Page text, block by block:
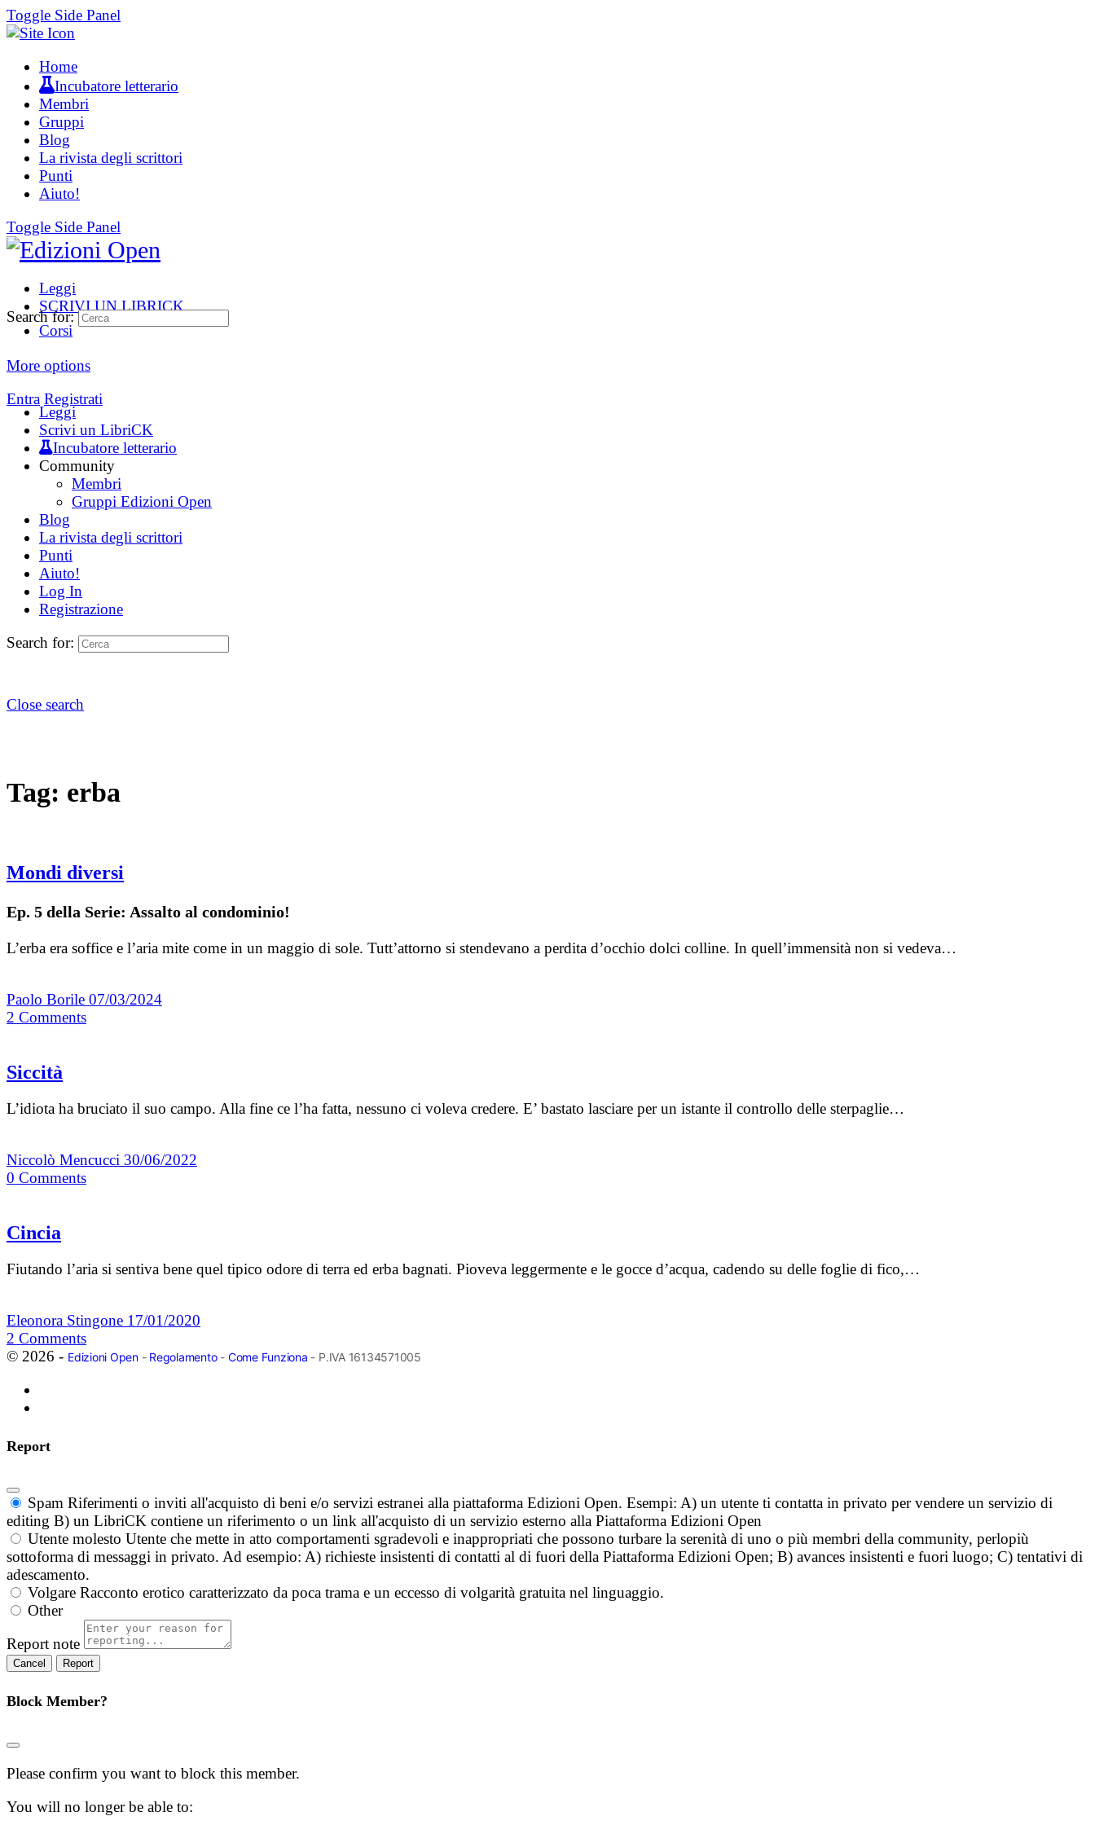
Toggle Side Panel
Home
Incubatore letterario
Membri
Gruppi
Blog
La rivista degli scrittori
Punti
Aiuto!
Toggle Side Panel
Leggi
SCRIVI UN LIBRICK
Corsi
More options
Entra Registrati
Search for:
Leggi
Scrivi un LibriCK
Incubatore letterario
Community
Membri
Gruppi Edizioni Open
Blog
La rivista degli scrittori
Punti
Aiuto!
Log In
Registrazione
Search for:
Close search
Tag: erba
Mondi diversi
Ep. 5 della Serie: Assalto al condominio!
L’erba era soffice e l’aria mite come in un maggio di sole. Tutt’attorno si stendevano a perdita d’occhio dolci colline. In quell’immensità non si vedeva…
Paolo Borile 07/03/2024
2 Comments
Siccità
L’idiota ha bruciato il suo campo. Alla fine ce l’ha fatta, nessuno ci voleva credere. E’ bastato lasciare per un istante il controllo delle sterpaglie…
Niccolò Mencucci 30/06/2022
0 Comments
Cincia
Fiutando l’aria si sentiva bene quel tipico odore di terra ed erba bagnati. Pioveva leggermente e le gocce d’acqua, cadendo su delle foglie di fico,…
Eleonora Stingone 17/01/2020
2 Comments
© 2026 - Edizioni Open- Regolamento- Come Funziona - P.IVA 16134571005
Report
Spam Riferimenti o inviti all'acquisto di beni e/o servizi estranei alla piattaforma Edizioni Open. Esempi: A) un utente ti contatta in privato per vendere un servizio di
editing B) un LibriCK contiene un riferimento o un link all'acquisto di un servizio esterno alla Piattaforma Edizioni Open
Utente molesto Utente che mette in atto comportamenti sgradevoli e inappropriati che possono turbare la serenità di uno o più membri della community, perlopiù
sottoforma di messaggi in privato. Ad esempio: A) richieste insistenti di contatti al di fuori della Piattaforma Edizioni Open; B) avances insistenti e fuori luogo; C) tentativi di
adescamento.
Volgare Racconto erotico caratterizzato da poca trama e un eccesso di volgarità gratuita nel linguaggio.
Other
Report note
Report
Block Member?
Please confirm you want to block this member.
You will no longer be able to: